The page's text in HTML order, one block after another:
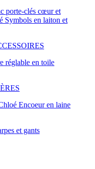
et gants